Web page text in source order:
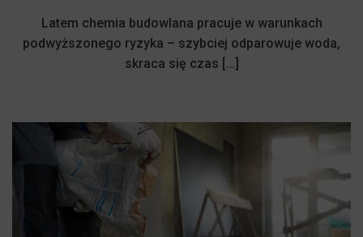
Latem chemia budowlana pracuje w warunkach
podwyższonego ryzyka – szybciej odparowuje woda,
skraca się czas […]